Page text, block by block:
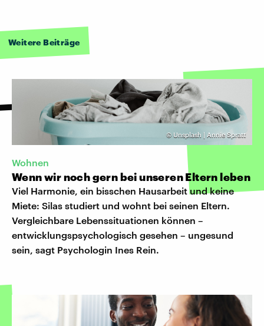
Weitere Beiträge
© Unsplash | Annie Spratt
Wohnen
Wenn wir noch gern bei unseren Eltern leben
Viel Harmonie, ein bisschen Hausarbeit und keine
Miete: Silas studiert und wohnt bei seinen Eltern.
Vergleichbare Lebenssituationen können –
entwicklungspsychologisch gesehen – ungesund
sein, sagt Psychologin Ines Rein.